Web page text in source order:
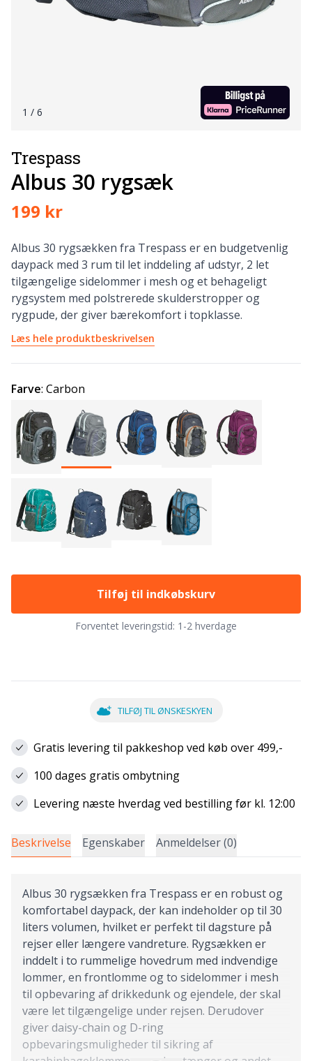
1 / 6
Trespass
Albus 30 rygsæk
199 kr
Albus 30 rygsækken fra Trespass er en budgetvenlig
daypack med 3 rum til let inddeling af udstyr, 2 let
tilgængelige sidelommer i mesh og et behageligt
rygsystem med polstrerede skulderstropper og
rygpude, der giver bærekomfort i topklasse.
Læs hele produktbeskrivelsen
Farve: Carbon
Tilføj til indkøbskurv
Forventet leveringstid: 1-2 hverdage
TILFØJ TIL ØNSKESKYEN
Gratis levering til pakkeshop ved køb over 499,-
100 dages gratis ombytning
Levering næste hverdag ved bestilling før kl. 12:00
Beskrivelse Egenskaber Anmeldelser (0)
Albus 30 rygsækken fra Trespass er en robust og
komfortabel daypack, der kan indeholder op til 30
liters volumen, hvilket er perfekt til dagsture på
rejser eller længere vandreture. Rygsækken er
inddelt i to rummelige hovedrum med indvendige
lommer, en frontlomme og to sidelommer i mesh
til opbevaring af drikkedunk og ejendele, der skal
være let tilgængelige under rejsen. Derudover
giver daisy-chain og D-ring
opbevaringsmuligheder til sikring af